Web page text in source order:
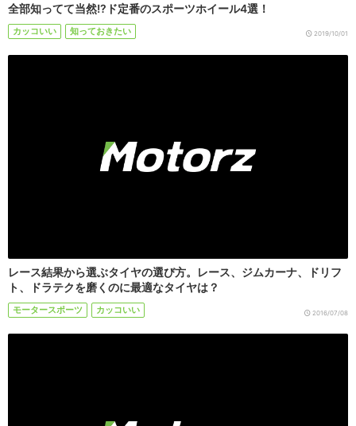
全部知ってて当然!?ド定番のスポーツホイール4選！
カッコいい 知っておきたい 2019/10/01
レース結果から選ぶタイヤの選び方。レース、ジムカーナ、ドリフ
ト、ドラテクを磨くのに最適なタイヤは？
モータースポーツ カッコいい 2016/07/08